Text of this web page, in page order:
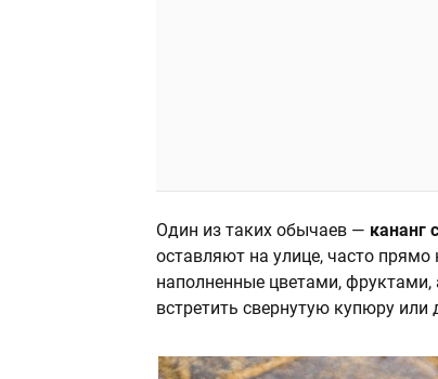
Один из таких обычаев — кананг
оставляют на улице, часто
наполненные цветами,
встретить свернутую купюру или